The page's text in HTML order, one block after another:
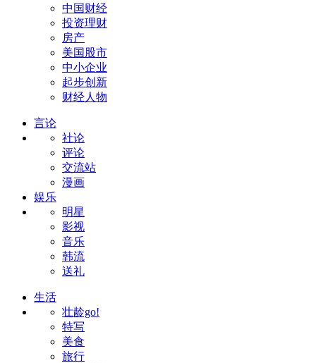
中国财经
投资理财
房产
美国股市
中小企业
起步创新
财经人物
言论
社论
评论
交流站
漫画
娱乐
明星
影视
音乐
韩流
送礼
生活
壮龄go!
特写
美食
旅行